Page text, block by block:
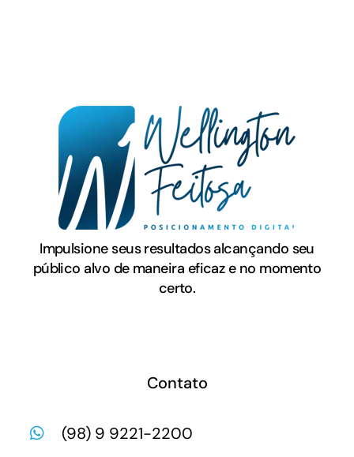
Impulsione seus resultados alcançando seu
público alvo de maneira eficaz e no momento
certo.
Contato
(98) 9 9221-2200